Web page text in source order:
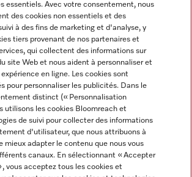
essentiels. Avec votre consentement, nous
des cookies non essentiels et des
à des fins de marketing et d'analyse, y
tiers provenant de nos partenaires et
qui collectent des informations sur
site Web et nous aident à personnaliser et
en ligne. Les cookies sont
pour personnaliser les publicités. Dans le
distinct (« Personnalisation
utilisons les cookies Bloomreach et
de suivi pour collecter des informations
d'utilisateur, que nous attribuons à
mieux adapter le contenu que nous vous
canaux. En sélectionnant « Accepter
vous acceptez tous les cookies et